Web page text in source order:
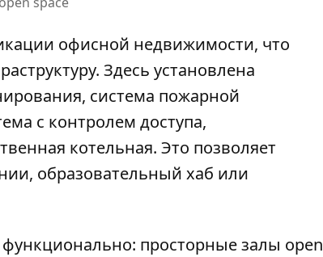
офисной недвижимости, что
Здесь установлена
система пожарной
с контролем доступа,
котельная. Это позволяет
образовательный хаб или
просторные залы open